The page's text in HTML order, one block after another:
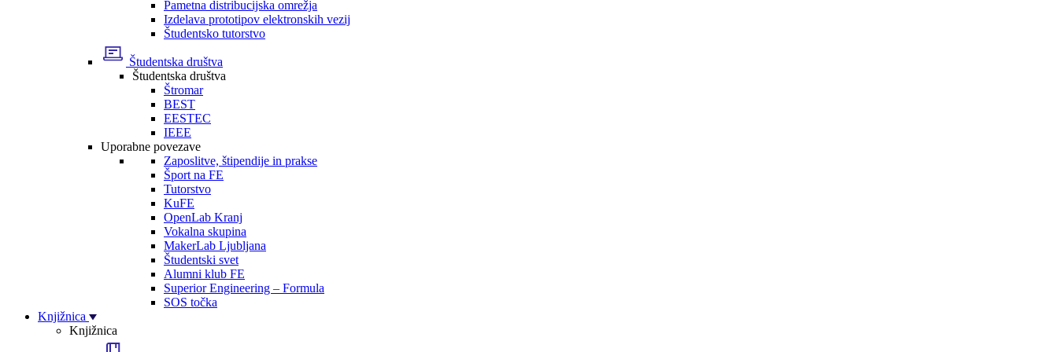
Pametna distribucijska omrežja
Izdelava prototipov elektronskih vezij
Študentsko tutorstvo
Študentska društva
Študentska društva
Štromar
BEST
EESTEC
IEEE
Uporabne povezave
Zaposlitve, štipendije in prakse
Šport na FE
Tutorstvo
KuFE
OpenLab Kranj
Vokalna skupina
MakerLab Ljubljana
Študentski svet
Alumni klub FE
Superior Engineering – Formula
SOS točka
Knjižnica
Knjižnica